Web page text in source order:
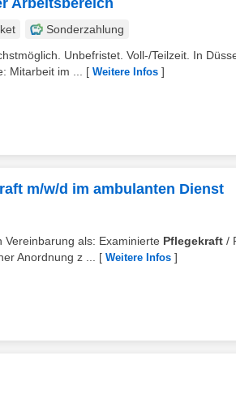
Arbeitsbereich
Sonderzahlung
Unbefristet. Voll-/Teilzeit. In
Mitarbeit im ...
[ Weitere Infos ]
m/w/d im ambulanten Dienst
Vereinbarung als: Examinierte Pflegekraft /
Anordnung z ...
[ Weitere Infos ]